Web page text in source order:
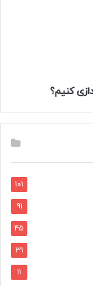
۱۰۱
۹۱
۴۵
۳۱
۱۱